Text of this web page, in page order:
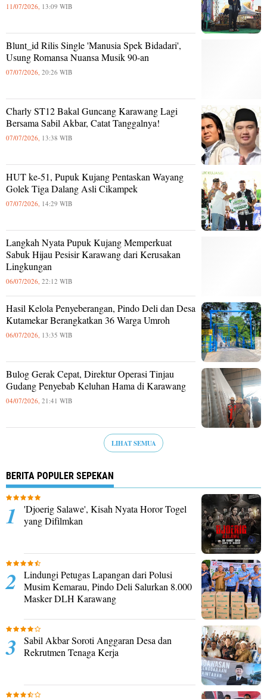
11/07/2026, 13:09 WIB
Blunt_id Rilis Single 'Manusia Spek Bidadari',
Usung Romansa Nuansa Musik 90-an
07/07/2026, 20:26 WIB
Charly ST12 Bakal Guncang Karawang Lagi
Bersama Sabil Akbar, Catat Tanggalnya!
07/07/2026, 13:38 WIB
HUT ke-51, Pupuk Kujang Pentaskan Wayang
Golek Tiga Dalang Asli Cikampek
07/07/2026, 14:29 WIB
Langkah Nyata Pupuk Kujang Memperkuat
Sabuk Hijau Pesisir Karawang dari Kerusakan
Lingkungan
06/07/2026, 22:12 WIB
Hasil Kelola Penyeberangan, Pindo Deli dan Desa
Kutamekar Berangkatkan 36 Warga Umroh
06/07/2026, 13:35 WIB
Bulog Gerak Cepat, Direktur Operasi Tinjau
Gudang Penyebab Keluhan Hama di Karawang
04/07/2026, 21:41 WIB
LIHAT SEMUA
BERITA POPULER SEPEKAN
'Djoerig Salawe', Kisah Nyata Horor Togel
yang Difilmkan
Lindungi Petugas Lapangan dari Polusi
Musim Kemarau, Pindo Deli Salurkan 8.000
Masker DLH Karawang
Sabil Akbar Soroti Anggaran Desa dan
Rekrutmen Tenaga Kerja